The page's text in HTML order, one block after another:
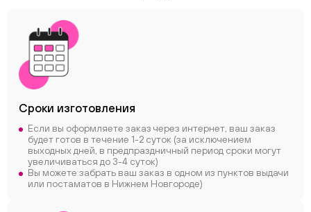
Сроки изготовления
Если вы оформляете заказ через интернет, ваш заказ
будет готов в течение 1-2 суток (за исключением
выходных дней, в предпраздничный период сроки могут
увеличиваться до 3-4 суток)
Вы можете забрать ваш заказ в одном из пунктов выдачи
или постаматов в Нижнем Новгороде)